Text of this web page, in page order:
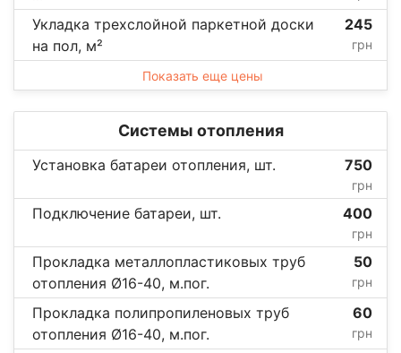
Укладка трехслойной паркетной доски
на пол, м²
245
грн
Показать еще цены
Системы отопления
Установка батареи отопления, шт. 750
грн
Подключение батареи, шт. 400
грн
Прокладка металлопластиковых труб
отопления Ø16-40, м.пог.
50
грн
Прокладка полипропиленовых труб
отопления Ø16-40, м.пог.
60
грн